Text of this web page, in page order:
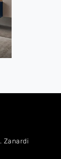
Zanardi